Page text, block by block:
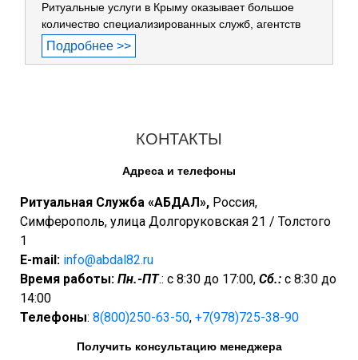
Ритуальные услуги в Крыму оказывает большое
количество специализированных служб, агентств
Подробнее >>
КОНТАКТЫ
Адреса и телефоны
Ритуальная Служба «АБДАЛ», Россия,
Симферополь, улица Долгоруковская 21 / Толстого
1
E-mail: info@abdal82.ru
Время работы: Пн.-ПТ.: c 8:30 до 17:00, Сб.: c 8:30 до
14:00
Телефоны: 8(800)250-63-50, +7(978)725-38-90
Получить консультацию менеджера